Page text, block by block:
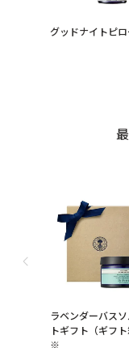
グッドナイトピ
ラベンダーバス
トギフト（ギフト
※